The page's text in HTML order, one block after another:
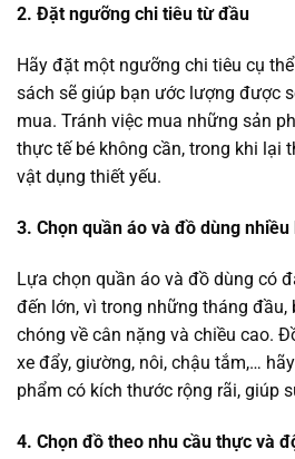
2. Đặt ngưỡng chi tiêu từ đầu
Hãy đặt một ngưỡng chi tiêu cụ
sách sẽ giúp bạn ước lượng được
mua. Tránh việc mua những sản
thực tế bé không cần, trong khi lại
vật dụng thiết yếu.
3. Chọn quần áo và đồ dùng nhiều
Lựa chọn quần áo và đồ dùng có
đến lớn, vì trong những tháng đầu,
chóng về cân nặng và chiều cao.
xe đẩy, giường, nôi, chậu tắm,…
phẩm có kích thước rộng rãi, giúp
4. Chọn đồ theo nhu cầu thực và